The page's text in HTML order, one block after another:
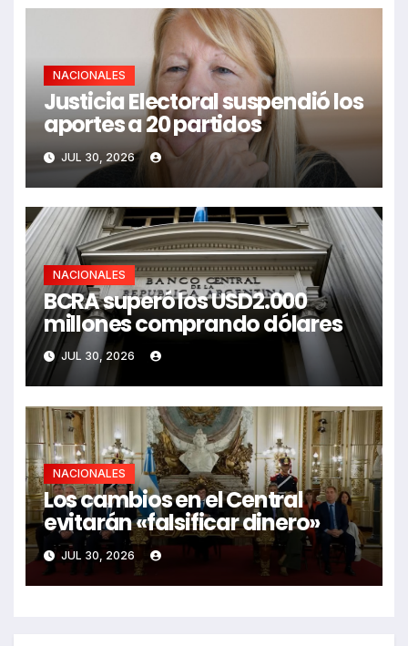
NACIONALES
Justicia Electoral suspendió los
aportes a 20 partidos
JUL 30, 2026
NACIONALES
BCRA superó los USD2.000
millones comprando dólares
JUL 30, 2026
NACIONALES
Los cambios en el Central
evitarán «falsificar dinero»
JUL 30, 2026